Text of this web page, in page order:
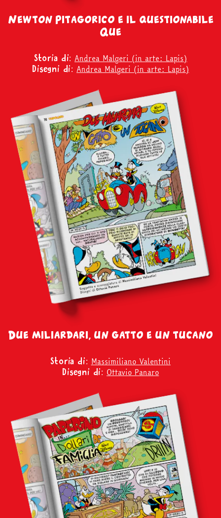
Newton Pitagorico e il questionabile
Que
Storia di: Andrea Malgeri (in arte: Lapis)
Disegni di: Andrea Malgeri (in arte: Lapis)
Due miliardari, un gatto e un tucano
Storia di: Massimiliano Valentini
Disegni di: Ottavio Panaro